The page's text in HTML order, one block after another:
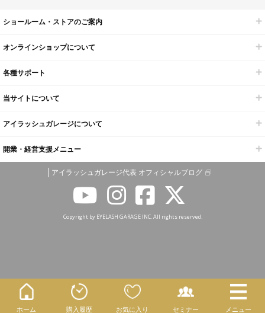
ショールーム・ストアのご案内
オンラインショップについて
各種サポート
当サイトについて
アイラッシュガレージについて
開業・経営支援メニュー
アイラッシュガレージ代表 オフィシャルブログ
Copyright by EYELASH GARAGE INC. All rights reserved.
ホーム 購入履歴 お気に入り セミナー メニュー